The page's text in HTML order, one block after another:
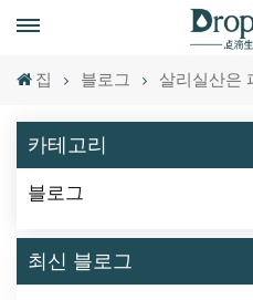
언제든지 전화하세요
+86 15951008670
집 블로그 살리실산은
카테고리
블로그
최신 블로그